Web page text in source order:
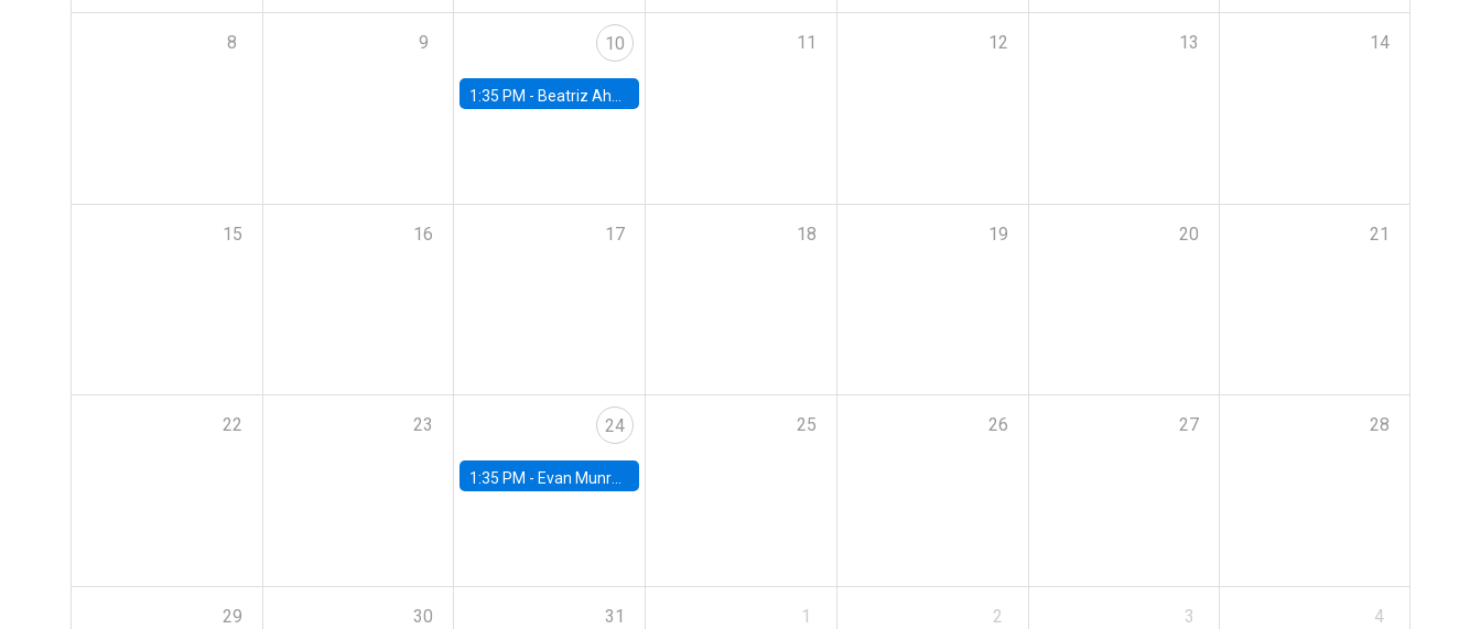
8 9 10
1:35 PM - Beatriz Ahumada, PhD candidate, Universidad de Pittsburgh
11 12 13 14
15 16 17 18 19 20 21
22 23 24
1:35 PM - Evan Munro, Neyman Visiting Assistant Professor in the Department of Statistics at UC Berkeley
25 26 27 28
29 30 31 1 2 3 4